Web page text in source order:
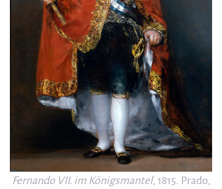
Fernando VII. im Königsmantel, 1815. Prado,